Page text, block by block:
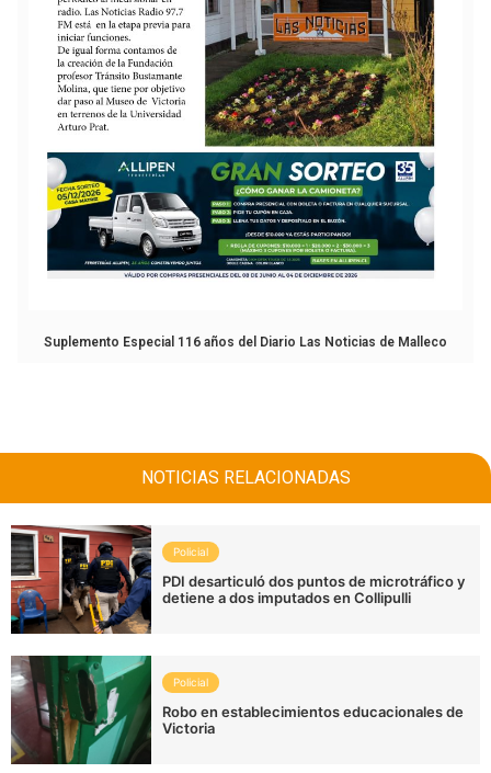
Suplemento Especial 116 años del Diario Las Noticias de Malleco
NOTICIAS RELACIONADAS
Policial
PDI desarticuló dos puntos de microtráfico y
detiene a dos imputados en Collipulli
Policial
Robo en establecimientos educacionales de
Victoria